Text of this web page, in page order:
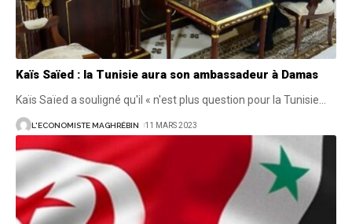
Kaïs Saïed : la Tunisie aura son ambassadeur à Damas
Kaïs Saïed a souligné qu'il « n'est plus question pour la Tunisie…
L'ECONOMISTE MAGHRÉBIN 11 MARS 2023